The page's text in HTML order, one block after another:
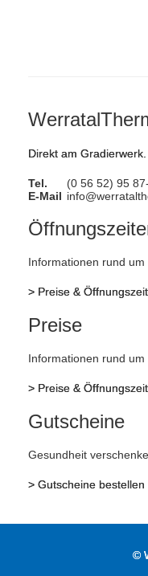
Direkt am Gradierwerk.
Tel.
(0 56 52) 95
E-Mail
Informationen rund um
> Preise &
Preise
Informationen rund um
> Preise &
Gutscheine
Gesundheit
> Gutscheine bestellen
©